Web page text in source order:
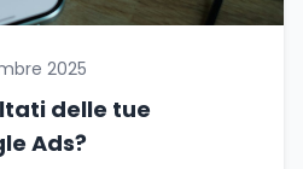
2025
delle tue
Ads?